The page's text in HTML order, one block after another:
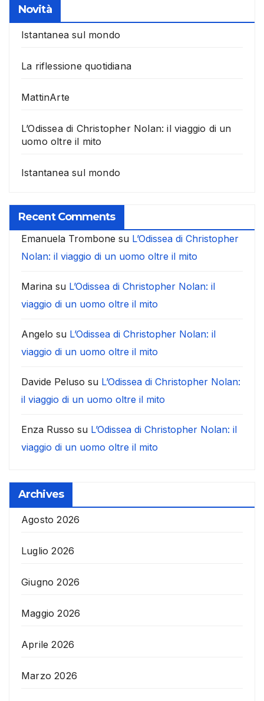
Novità
Istantanea sul mondo
La riflessione quotidiana
MattinArte
L’Odissea di Christopher Nolan: il viaggio di un
uomo oltre il mito
Istantanea sul mondo
Recent Comments
Emanuela Trombone su L’Odissea di Christopher
Nolan: il viaggio di un uomo oltre il mito
Marina su L’Odissea di Christopher Nolan: il
viaggio di un uomo oltre il mito
Angelo su L’Odissea di Christopher Nolan: il
viaggio di un uomo oltre il mito
Davide Peluso su L’Odissea di Christopher Nolan:
il viaggio di un uomo oltre il mito
Enza Russo su L’Odissea di Christopher Nolan: il
viaggio di un uomo oltre il mito
Archives
Agosto 2026
Luglio 2026
Giugno 2026
Maggio 2026
Aprile 2026
Marzo 2026